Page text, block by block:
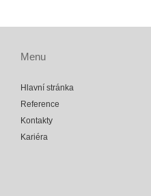
Menu
Hlavní stránka
Reference
Kontakty
Kariéra